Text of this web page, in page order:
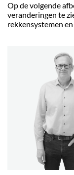
Op de volgende
veranderingen te
rekkensystemen